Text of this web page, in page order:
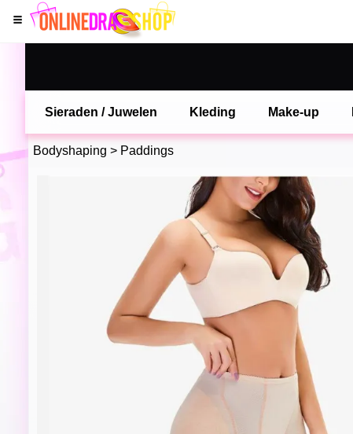
Sieraden / Juwelen Kleding Make-up
Bodyshaping > Paddings